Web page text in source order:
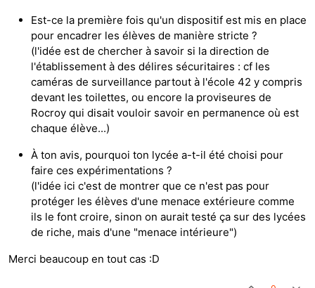
Est-ce la première fois qu'un dispositif est mis en place
pour encadrer les élèves de manière stricte ?
(l'idée est de chercher à savoir si la direction de
l'établissement à des délires sécuritaires : cf les
caméras de surveillance partout à l'école 42 y compris
devant les toilettes, ou encore la proviseures de
Rocroy qui disait vouloir savoir en permanence où est
chaque élève...)
À ton avis, pourquoi ton lycée a-t-il été choisi pour
faire ces expérimentations ?
(l'idée ici c'est de montrer que ce n'est pas pour
protéger les élèves d'une menace extérieure comme
ils le font croire, sinon on aurait testé ça sur des lycées
de riche, mais d'une "menace intérieure")
Merci beaucoup en tout cas :D